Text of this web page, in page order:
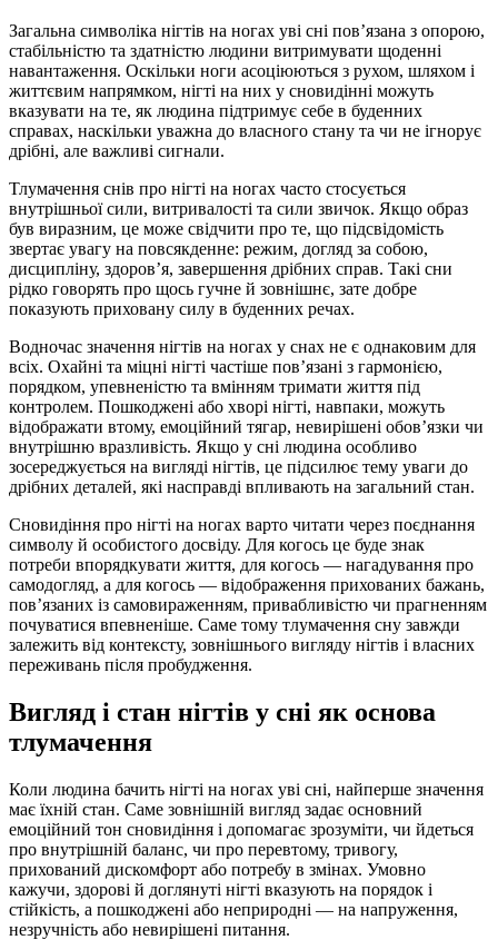
Загальна символіка нігтів на ногах уві сні пов’язана з опорою,
стабільністю та здатністю людини витримувати щоденні
навантаження. Оскільки ноги асоціюються з рухом, шляхом і
життєвим напрямком, нігті на них у сновидінні можуть
вказувати на те, як людина підтримує себе в буденних
справах, наскільки уважна до власного стану та чи не ігнорує
дрібні, але важливі сигнали.
Тлумачення снів про нігті на ногах часто стосується
внутрішньої сили, витривалості та сили звичок. Якщо образ
був виразним, це може свідчити про те, що підсвідомість
звертає увагу на повсякденне: режим, догляд за собою,
дисципліну, здоров’я, завершення дрібних справ. Такі сни
рідко говорять про щось гучне й зовнішнє, зате добре
показують приховану силу в буденних речах.
Водночас значення нігтів на ногах у снах не є однаковим для
всіх. Охайні та міцні нігті частіше пов’язані з гармонією,
порядком, упевненістю та вмінням тримати життя під
контролем. Пошкоджені або хворі нігті, навпаки, можуть
відображати втому, емоційний тягар, невирішені обов’язки чи
внутрішню вразливість. Якщо у сні людина особливо
зосереджується на вигляді нігтів, це підсилює тему уваги до
дрібних деталей, які насправді впливають на загальний стан.
Сновидіння про нігті на ногах варто читати через поєднання
символу й особистого досвіду. Для когось це буде знак
потреби впорядкувати життя, для когось — нагадування про
самодогляд, а для когось — відображення прихованих бажань,
пов’язаних із самовираженням, привабливістю чи прагненням
почуватися впевненіше. Саме тому тлумачення сну завжди
залежить від контексту, зовнішнього вигляду нігтів і власних
переживань після пробудження.
Вигляд і стан нігтів у сні як основа
тлумачення
Коли людина бачить нігті на ногах уві сні, найперше значення
має їхній стан. Саме зовнішній вигляд задає основний
емоційний тон сновидіння і допомагає зрозуміти, чи йдеться
про внутрішній баланс, чи про перевтому, тривогу,
прихований дискомфорт або потребу в змінах. Умовно
кажучи, здорові й доглянуті нігті вказують на порядок і
стійкість, а пошкоджені або неприродні — на напруження,
незручність або невирішені питання.